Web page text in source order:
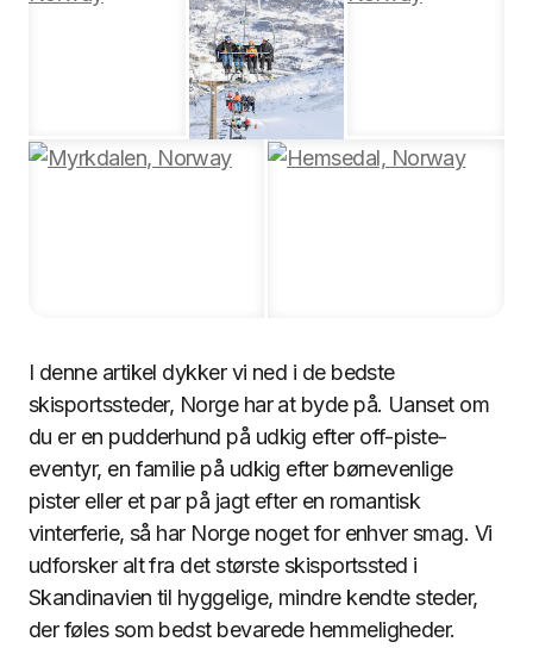
I denne artikel dykker vi ned i de bedste
skisportssteder, Norge har at byde på. Uanset om
du er en pudderhund på udkig efter off-piste-
eventyr, en familie på udkig efter børnevenlige
pister eller et par på jagt efter en romantisk
vinterferie, så har Norge noget for enhver smag. Vi
udforsker alt fra det største skisportssted i
Skandinavien til hyggelige, mindre kendte steder,
der føles som bedst bevarede hemmeligheder.